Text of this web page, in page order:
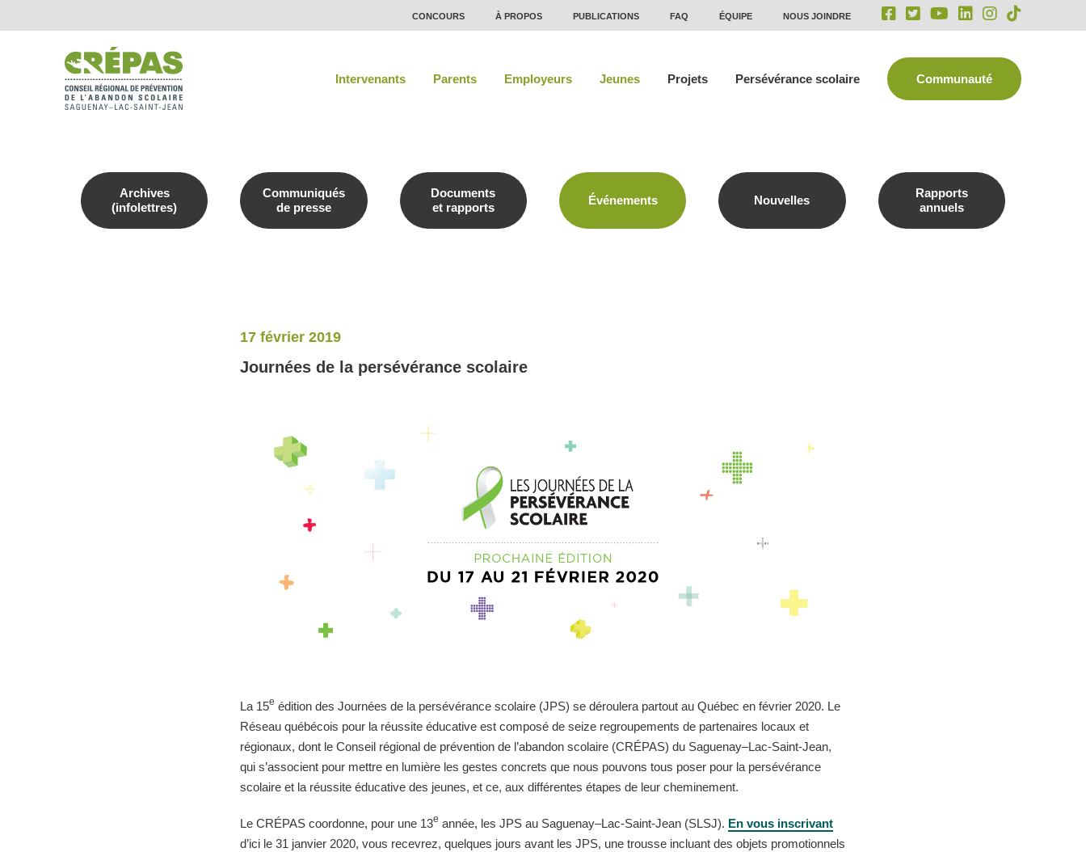
CONCOURS À PROPOS PUBLICATIONS FAQ ÉQUIPE NOUS JOINDRE
Intervenants Parents Employeurs Jeunes Projets Persévérance scolaire Communauté
Archives
(infolettres)
Communiqués
de presse
Documents
et rapports
Événements Nouvelles
Rapports
annuels
17 février 2019
Journées de la persévérance scolaire
La 15e édition des Journées de la persévérance scolaire (JPS) se déroulera partout au Québec en février 2020. Le
Réseau québécois pour la réussite éducative est composé de seize regroupements de partenaires locaux et
régionaux, dont le Conseil régional de prévention de l’abandon scolaire (CRÉPAS) du Saguenay–Lac‑Saint‑Jean,
qui s’associent pour mettre en lumière les gestes concrets que nous pouvons tous poser pour la persévérance
scolaire et la réussite éducative des jeunes, et ce, aux différentes étapes de leur cheminement.
Le CRÉPAS coordonne, pour une 13e année, les JPS au Saguenay–Lac‑Saint‑Jean (SLSJ). En vous inscrivant
d’ici le 31 janvier 2020, vous recevrez, quelques jours avant les JPS, une trousse incluant des objets promotionnels